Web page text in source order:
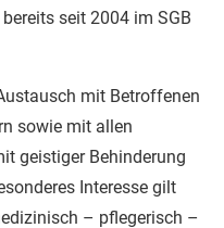
seit 2004 im SGB
mit Betroffenen
sowie mit allen
geistiger Behinderung
Interesse gilt
– pflegerisch –